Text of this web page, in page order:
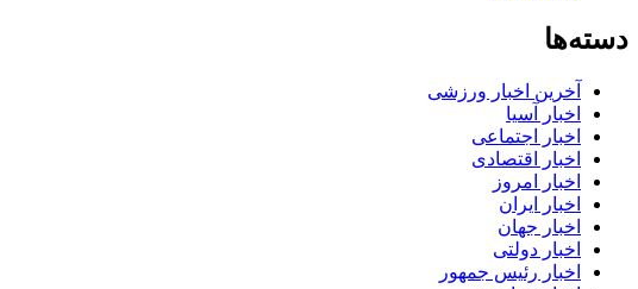
دسته‌ها
آخرین اخبار ورزشی
اخبار آسیا
اخبار اجتماعی
اخبار اقتصادی
اخبار امروز
اخبار ایران
اخبار جهان
اخبار دولتی
اخبار رئیس جمهور